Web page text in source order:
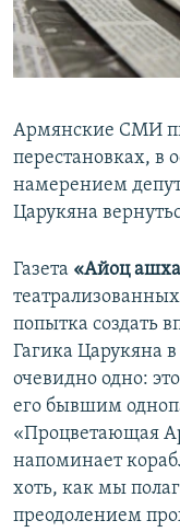
Հայերեն
English
Русский
Все сайты
Армянские СМИ
перестановках, в
намерением
Царукяна
Газета «Айоц
попытка создать
Гагика Царукяна
очевидно одно:
его бывшим
«Процветающая
напоминает
хоть, как мы
преодолением